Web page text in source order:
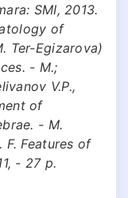
SMI, 2013.
of
Ter-Egizarova)
- M.;
V.P.,
of
- M.
F. Features of
- 27 p.